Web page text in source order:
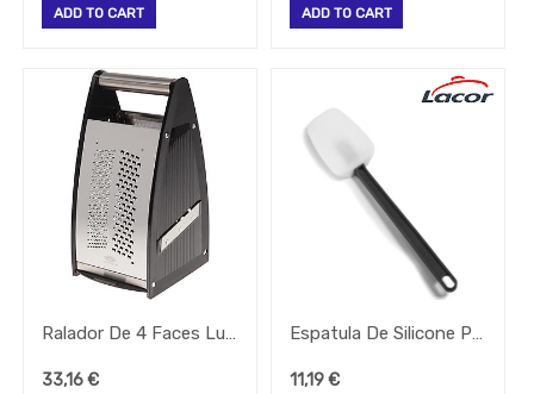
LAVAMETAL
ADD TO CART ADD TO CART
Ralador De 4 Faces Luxe Lacor
33,16€
Espatula De Silicone Pastelaria Curva 35Cm Lacor
11,19€